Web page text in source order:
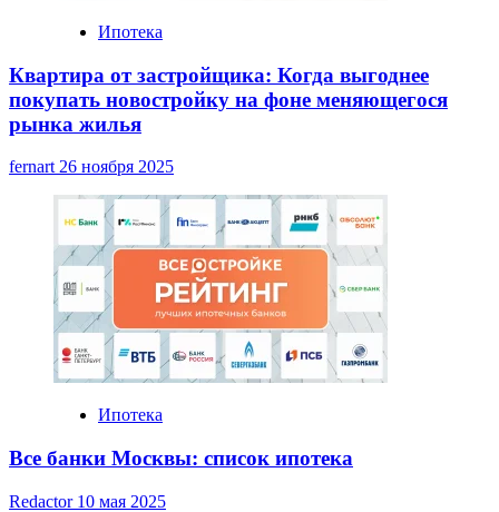
Ипотека
Квартира от застройщика: Когда выгоднее
покупать новостройку на фоне меняющегося
рынка жилья
fernart 26 ноября 2025
Ипотека
Все банки Москвы: список ипотека
Redactor 10 мая 2025